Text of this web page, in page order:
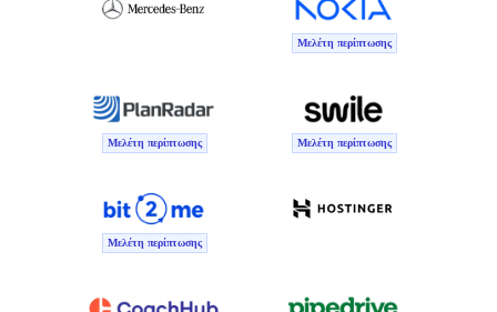
Μελέτη περίπτωσης
Μελέτη περίπτωσης Μελέτη περίπτωσης
Μελέτη περίπτωσης